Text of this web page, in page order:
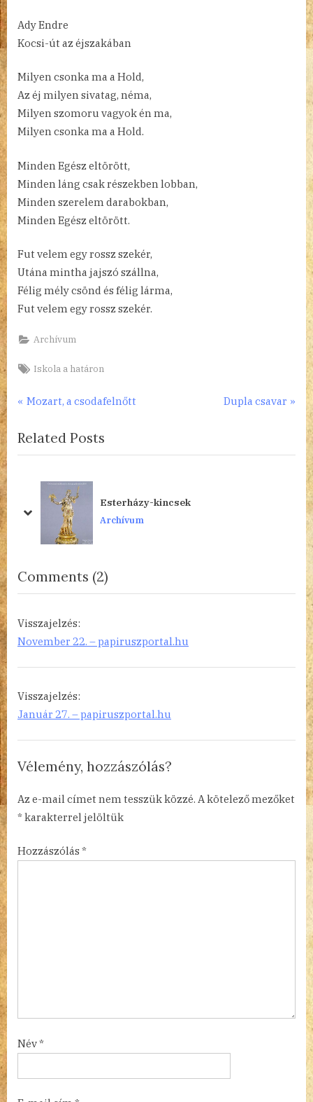
Ady Endre
Kocsi-út az éjszakában
Milyen csonka ma a Hold,
Az éj milyen sivatag, néma,
Milyen szomoru vagyok én ma,
Milyen csonka ma a Hold.
Minden Egész eltörött,
Minden láng csak részekben lobban,
Minden szerelem darabokban,
Minden Egész eltörött.
Fut velem egy rossz szekér,
Utána mintha jajszó szállna,
Félig mély csönd és félig lárma,
Fut velem egy rossz szekér.
Archívum
Tags:
Iskola a határon
Bejegyzés
navigáció
P
e
v
u
s
:
Mozart, a csodafelnőtt
N
t
Dupla csavar
Related Posts
Esterházy-kincsek
Archívum
prev
next
Comments (2)
“A
legszebb
8.”
Visszajelzés:
November 22. – papiruszportal.hu
Visszajelzés:
Január 27. – papiruszportal.hu
Vélemény, hozzászólás?
Az e-mail címet nem tesszük közzé. A kötelező mezőket
* karakterrel jelöltük
Hozzászólás *
Név*